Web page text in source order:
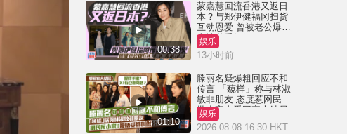
00:38
蒙嘉慧回流香港又返日
本？与郑伊健福冈扫货
互动恩爱 曾被老公爆在
当地游手好闲
娱乐
13小时前
01:10
滕丽名疑爆粗回应不和
传言 「藐样」称与林淑
敏非朋友 态度惹网民狠
批小家丨爱回家大结局
娱乐
2026-08-08 16:30 HKT